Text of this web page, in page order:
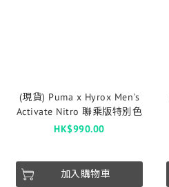
(現貨) Puma x Hyrox Men's
Activate Nitro 聯乘版特別色
HK$990.00
加入購物車